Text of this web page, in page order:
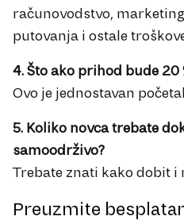
računovodstvo,
putovanja i ostale
4. Što ako prihod bude 20
Ovo je jednostavan
5. Koliko novca trebate
samoodrživo?
Trebate znati kako dobit i
Preuzmite